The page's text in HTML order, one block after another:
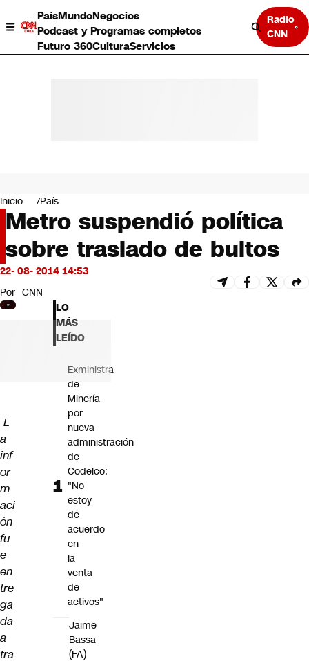
PaísMundoNegocios
Podcast y Programas completos
Futuro 360CulturaServicios
Radio
CNN
Negocios
Deportes
Programas completos
Cultura
Servicios
Bits
CNN Data
CNN tiempo
Futuro 360
Inicio País
Metro suspendió política
sobre traslado de bultos
22- 08- 2014 14:53
Por CNN
L
a
inf
or
m
aci
ón
fu
e
en
tre
ga
da
a
tra
LO
MÁS
LEÍDO
Exministra
de
Minería
por
nueva
administración
de
Codelco:
"No
estoy
de
acuerdo
en
la
venta
de
activos"
Jaime
Bassa
(FA)